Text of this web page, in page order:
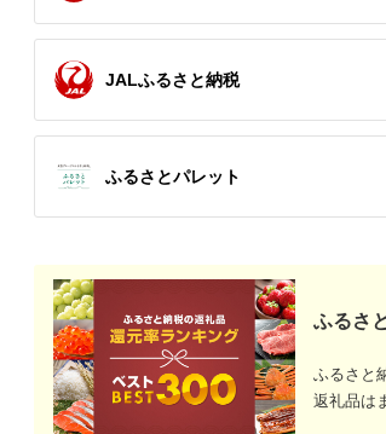
出典：ふるさとプレミ
アム
岡山県 玉野市
瀬戸内 温泉 たまの湯
入館優待券 10枚 セッ
ト 利用券 チケット
5.0
出典：ふるさとチョイ
ス
静岡県 島田市
[№5695-0585]島田市
総合スポーツセンター
利用回数券12枚綴り
（プールorトレーニン
5.0
【 愛媛
後プリン
泊補助券
JALふるさと納税
ふるさとパレット
ふるさ
ふるさと
返礼品は